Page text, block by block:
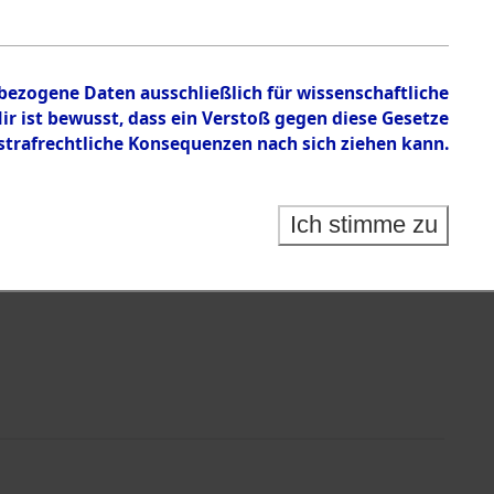
Daten ausschließlich für wissenschaftliche
bewusst, dass ein Verstoß gegen diese Gesetze
Konsequenzen nach sich ziehen kann.
Ich stimme zu